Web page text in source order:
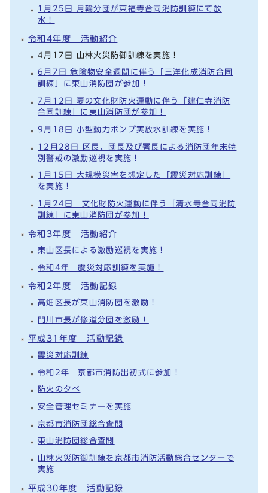
1月25日 月輪分団が東福寺合同消防訓練にて放
水！
令和4年度 活動紹介
4月17日 山林火災防御訓練を実施！
6月7日 危険物安全週間に伴う「三洋化成消防合同
訓練」に東山消防団が参加！
7月12日 夏の文化財防火運動に伴う「建仁寺消防
合同訓練」に東山消防団が参加！
9月18日 小型動力ポンプ実放水訓練を実施！
12月28日 区長、団長及び署長による消防団年末特
別警戒の激励巡視を実施！
1月15日 大規模災害を想定した「震災対応訓練」
を実施！
1月24日 文化財防火運動に伴う「清水寺合同消防
訓練」に東山消防団が参加！
令和3年度 活動紹介
東山区長による激励巡視を実施！
令和4年 震災対応訓練を実施！
令和2年度 活動記録
高畑区長が東山消防団を激励！
門川市長が修道分団を激励！
平成31年度 活動記録
震災対応訓練
令和2年 京都市消防出初式に参加！
防火の夕べ
安全管理セミナーを実施
京都市消防団総合査閲
東山消防団総合査閲
山林火災防御訓練を京都市消防活動総合センターで
実施
平成30年度 活動記録